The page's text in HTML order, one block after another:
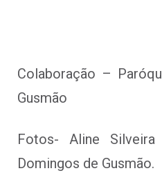
Colaboração –
Gusmão
Fotos- Aline
Domingos de Gusmão.